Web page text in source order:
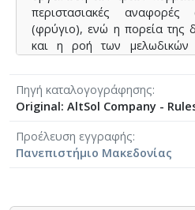
περιστασιακές
(φρύγιο), ενώ η πορεία της
και η ροή των
αρμονικών σε όλη την έκταση
του κοντραμπάσου.
Πηγή καταλογογράφησης
Original: AltSol Company -
Προέλευση εγγραφής
Πανεπιστήμιο Μακεδονίας